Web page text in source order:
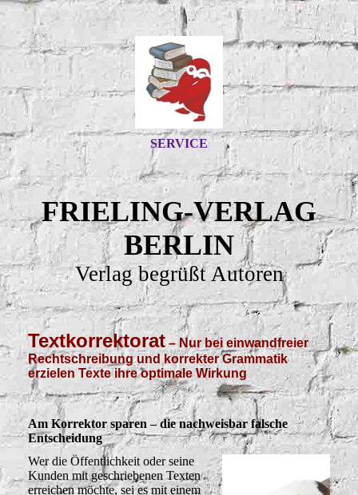
SERVICE
FRIELING-VERLAG
BERLIN
Verlag begrüßt Autoren
Textkorrektorat – Nur bei einwandfreier
Rechtschreibung und korrekter Grammatik
erzielen Texte ihre optimale Wirkung
Am Korrektor sparen – die nachweisbar falsche
Entscheidung
Wer die Öffentlichkeit oder seine
Kunden mit geschriebenen Texten
erreichen möchte, sei es mit einem